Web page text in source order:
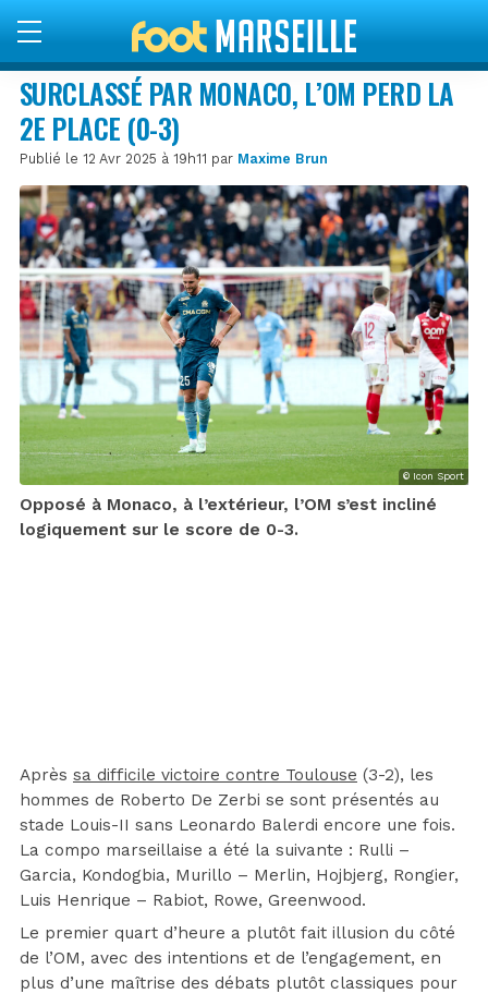
SURCLASSÉ PAR MONACO, L’OM PERD LA
2E PLACE (0-3)
Publié le 12 Avr 2025 à 19h11 par Maxime Brun
© Icon Sport
Opposé à Monaco, à l’extérieur, l’OM s’est incliné
logiquement sur le score de 0-3.
Après sa difficile victoire contre Toulouse (3-2), les
hommes de Roberto De Zerbi se sont présentés au
stade Louis-II sans Leonardo Balerdi encore une fois.
La compo marseillaise a été la suivante : Rulli –
Garcia, Kondogbia, Murillo – Merlin, Hojbjerg, Rongier,
Luis Henrique – Rabiot, Rowe, Greenwood.
Le premier quart d’heure a plutôt fait illusion du côté
de l’OM, avec des intentions et de l’engagement, en
plus d’une maîtrise des débats plutôt classiques pour